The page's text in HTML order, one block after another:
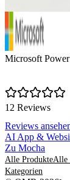
Microsoft
12 Reviews
Reviews
Item
1
of
8
AI App &
Zu Mocha
Alle ProdukteAlle
Kategorien